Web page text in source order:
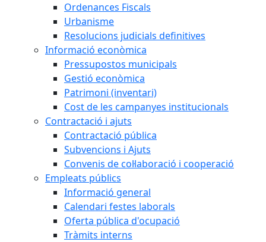
Ordenances Fiscals
Urbanisme
Resolucions judicials definitives
Informació econòmica
Pressupostos municipals
Gestió econòmica
Patrimoni (inventari)
Cost de les campanyes institucionals
Contractació i ajuts
Contractació pública
Subvencions i Ajuts
Convenis de col·laboració i cooperació
Empleats públics
Informació general
Calendari festes laborals
Oferta pública d'ocupació
Tràmits interns